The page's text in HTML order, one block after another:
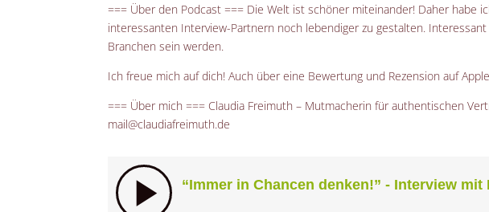
=== Über den Podcast === Die Welt ist schöner miteinander! Daher
interessanten Interview-Partnern noch lebendiger zu gestalten.
Branchen sein werden.
Ich freue mich auf dich! Auch über eine Bewertung und Rezension auf
=== Über mich === Claudia Freimuth – Mutmacherin für authentischen
mail@claudiafreimuth.de